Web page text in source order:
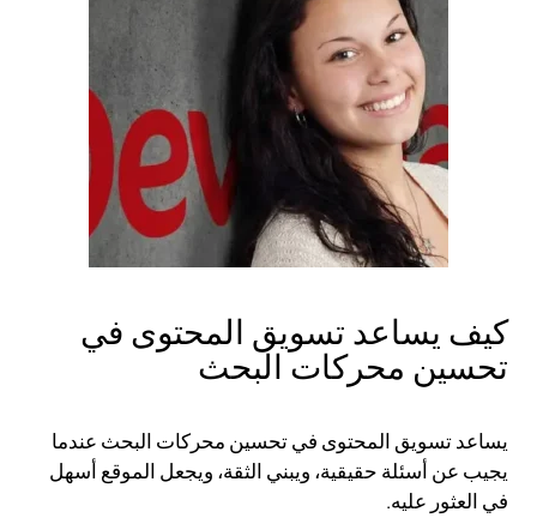
كيف يساعد تسويق المحتوى في
تحسين محركات البحث
يساعد تسويق المحتوى في تحسين محركات البحث عندما
يجيب عن أسئلة حقيقية، ويبني الثقة، ويجعل الموقع أسهل
في العثور عليه.